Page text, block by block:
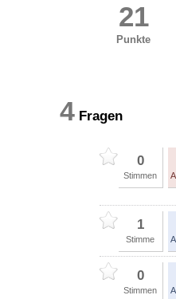
21
Punkte
4
0
Stimmen
1
Stimme
0
Stimmen